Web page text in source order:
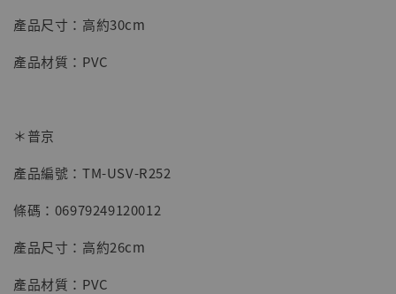
產品尺寸：高約30cm
產品材質：PVC
＊普京
產品編號：TM-USV-R252
條碼：06979249120012
產品尺寸：高約26cm
產品材質：PVC